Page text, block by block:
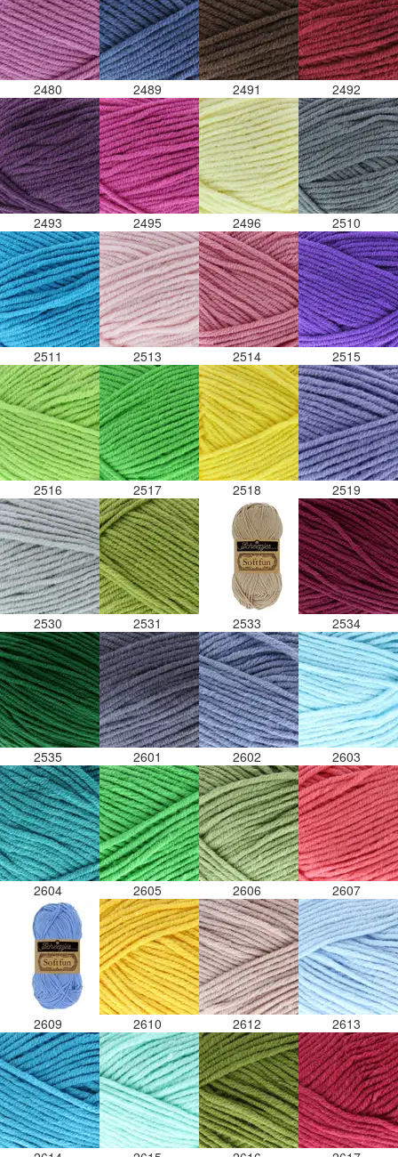
2480 2489 2491 2492
2493 2495 2496 2510
2511 2513 2514 2515
2516 2517 2518 2519
2530 2531 2533 2534
2535 2601 2602 2603
2604 2605 2606 2607
2609 2610 2612 2613